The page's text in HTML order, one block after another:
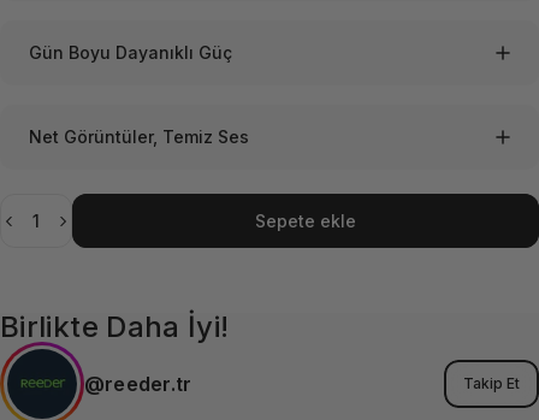
Gün Boyu Dayanıklı Güç
Net Görüntüler, Temiz Ses
Sepete ekle
Birlikte Daha İyi!
@reeder.tr Takip Et